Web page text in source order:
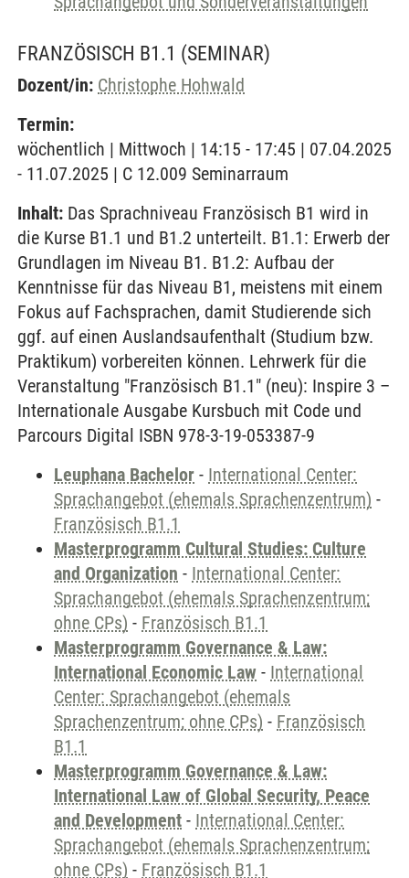
FRANZÖSISCH B1.1 (SEMINAR)
Dozent/in: Christophe Hohwald
Termin:
wöchentlich | Mittwoch | 14:15 - 17:45 | 07.04.2025
- 11.07.2025 | C 12.009 Seminarraum
Inhalt: Das Sprachniveau Französisch B1 wird in
die Kurse B1.1 und B1.2 unterteilt. B1.1: Erwerb der
Grundlagen im Niveau B1. B1.2: Aufbau der
Kenntnisse für das Niveau B1, meistens mit einem
Fokus auf Fachsprachen, damit Studierende sich
ggf. auf einen Auslandsaufenthalt (Studium bzw.
Praktikum) vorbereiten können. Lehrwerk für die
Veranstaltung "Französisch B1.1" (neu): Inspire 3 –
Internationale Ausgabe Kursbuch mit Code und
Parcours Digital ISBN 978-3-19-053387-9
Leuphana Bachelor - International Center:
Sprachangebot (ehemals Sprachenzentrum) -
Französisch B1.1
Masterprogramm Cultural Studies: Culture
and Organization - International Center:
Sprachangebot (ehemals Sprachenzentrum;
ohne CPs) - Französisch B1.1
Masterprogramm Governance & Law:
International Economic Law - International
Center: Sprachangebot (ehemals
Sprachenzentrum; ohne CPs) - Französisch
B1.1
Masterprogramm Governance & Law:
International Law of Global Security, Peace
and Development - International Center:
Sprachangebot (ehemals Sprachenzentrum;
ohne CPs) - Französisch B1.1